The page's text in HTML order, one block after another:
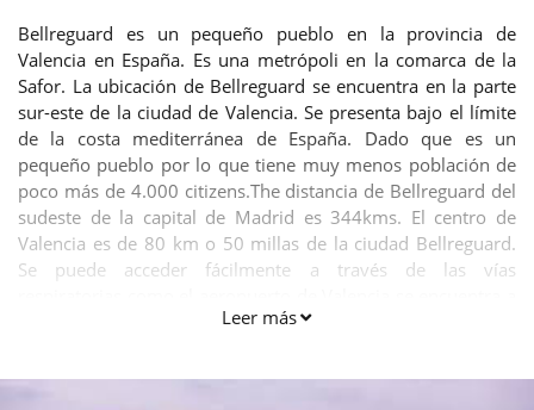
Bellreguard es un pequeño pueblo en la provincia de
Valencia en España. Es una metrópoli en la comarca de la
Safor. La ubicación de Bellreguard se encuentra en la parte
sur-este de la ciudad de Valencia. Se presenta bajo el límite
de la costa mediterránea de España. Dado que es un
pequeño pueblo por lo que tiene muy menos población de
poco más de 4.000 citizens.The distancia de Bellreguard del
sudeste de la capital de Madrid es 344kms. El centro de
Valencia es de 80 km o 50 millas de la ciudad Bellreguard.
Se puede acceder fácilmente a través de las vías
una distancia de 64kms de esta ciudad. Es uno entre el lugar
Leer más